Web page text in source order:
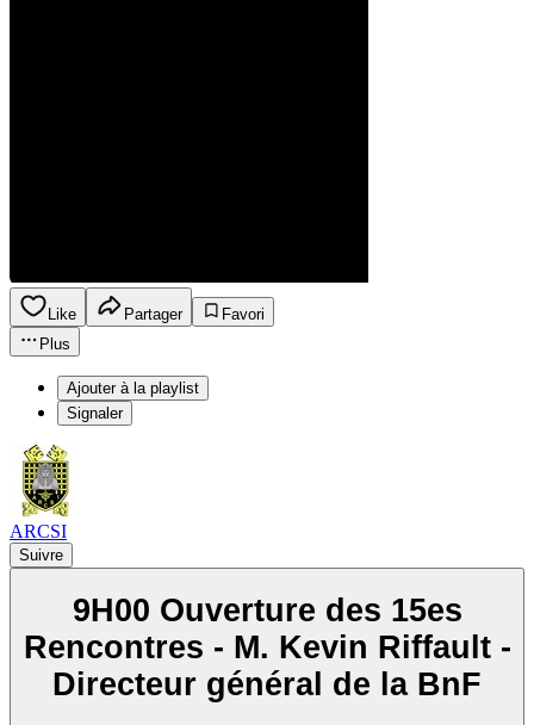
Like Partager
Favori
Plus
Ajouter à la playlist
Signaler
ARCSI
Suivre
9H00 Ouverture des 15es
Rencontres - M. Kevin Riffault -
Directeur général de la BnF